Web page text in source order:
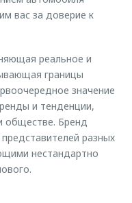
вас за доверие к
реальное и
границы
значение
и тенденции,
обществе. Бренд
разных
нестандартно